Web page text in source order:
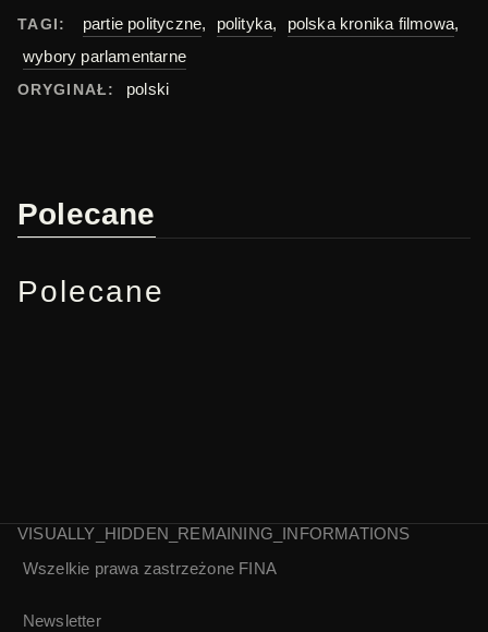
TAGI: partie polityczne, polityka, polska kronika filmowa,
wybory parlamentarne
ORYGINAŁ: polski
Polecane
Polecane
Polska Kronika
Polska Kronika
VISUALLY_HIDDEN_REMAINING_INFORMATIONS
Wszelkie prawa zastrzeżone FINA
Newsletter